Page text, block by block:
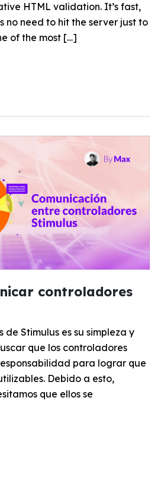
HTML validation. It’s fast,
no need to hit the server just to
of the most […]
controladores
de Stimulus es su simpleza y
que los controladores
para lograr que
Debido a esto,
que ellos se